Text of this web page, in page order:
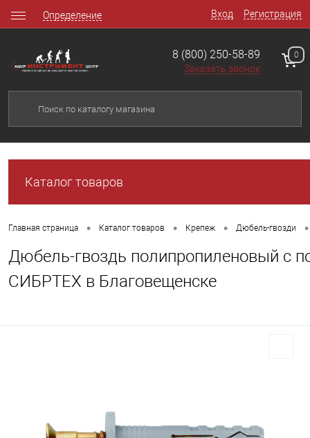
Вход Регистрация
Определение
8 (800) 250-58-89
Заказать звонок
0
Каталог товаров
Главная страница • Каталог товаров • Крепеж • Дюбель-гвозди •
Дюбель-гвоздь полипропиленовый с
СИБРТЕХ в Благовещенске